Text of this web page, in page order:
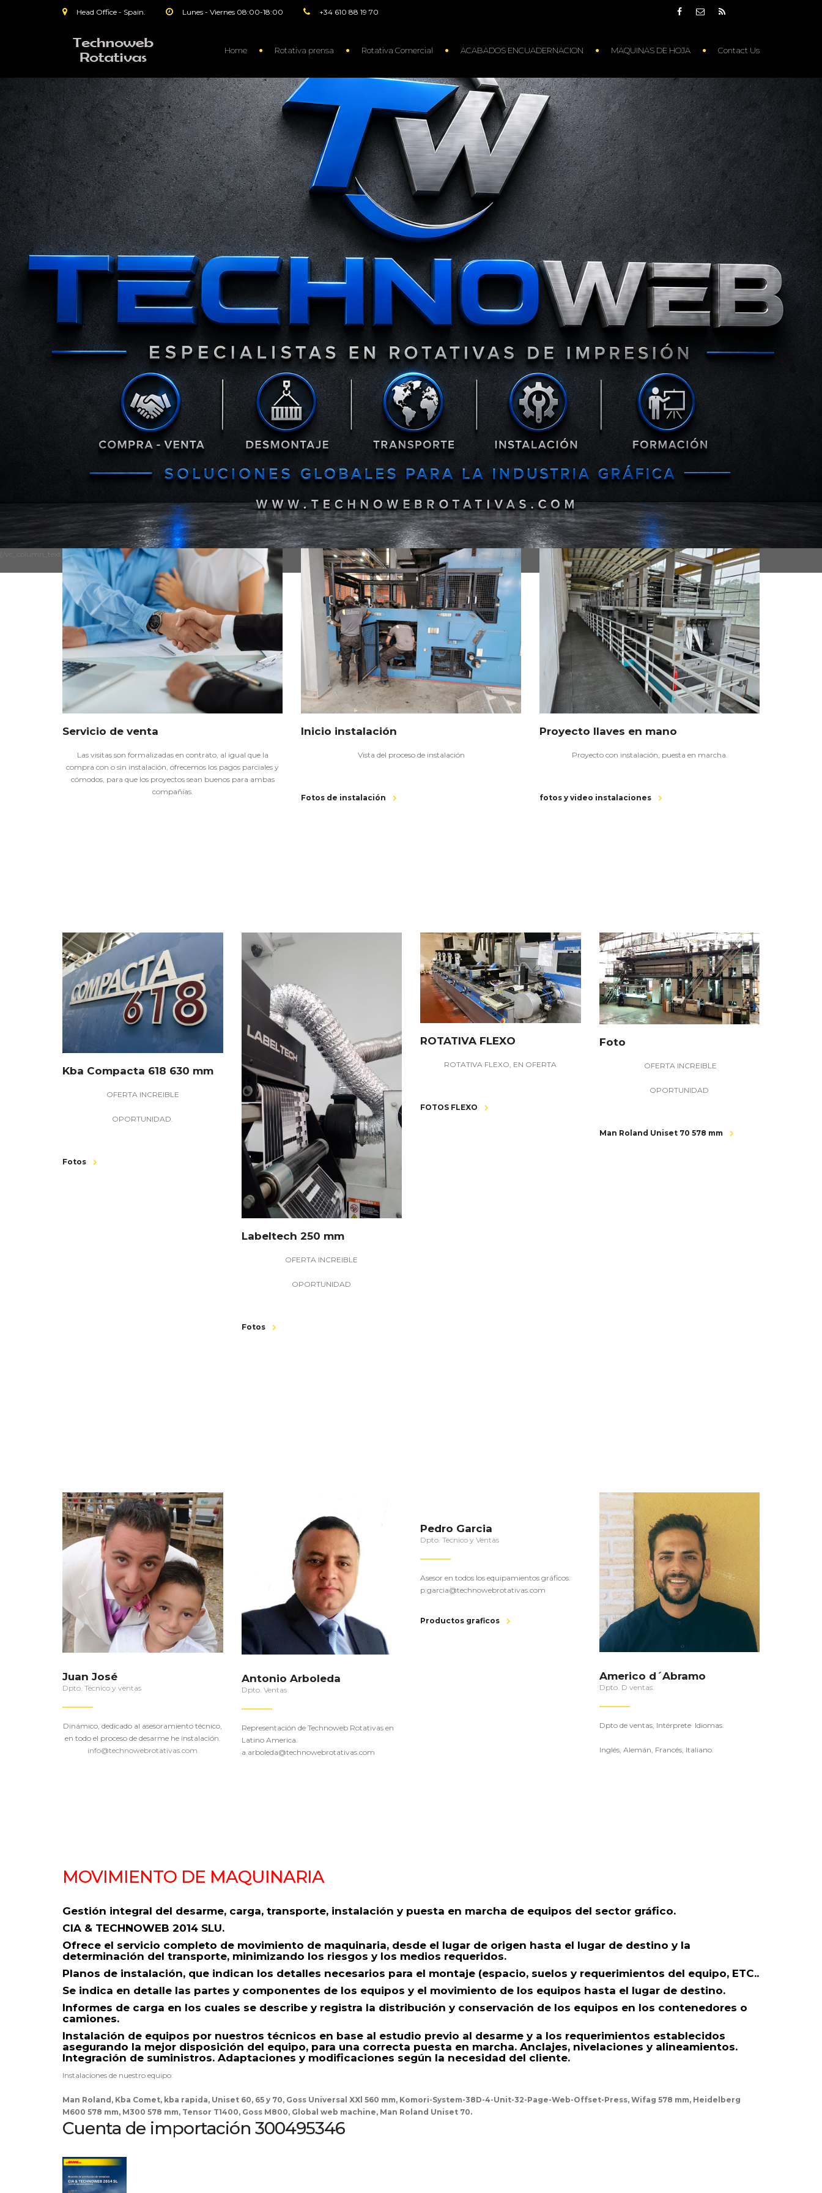
Head Office - Spain. Lunes - Viernes 08:00-18:00 +34 610 88 19 70
Home Rotativa prensa Rotativa Comercial ACABADOS ENCUADERNACION MAQUINAS DE HOJA Contact Us
[/vc_column_text][/vc_column][/vc_row]
Servicio de venta
Las visitas son formalizadas en contrato, al igual que la
compra con o sin instalación, ofrecemos los pagos parciales y
cómodos, para que los proyectos sean buenos para ambas
compañías.
Inicio instalación
Vista del proceso de instalación
Fotos de instalación
Proyecto llaves en mano
Proyecto con instalación, puesta en marcha.
fotos y video instalaciones
Kba Compacta 618 630 mm
OFERTA INCREIBLE
OPORTUNIDAD.
Fotos
Labeltech 250 mm
OFERTA INCREIBLE
OPORTUNIDAD
Fotos
ROTATIVA FLEXO
ROTATIVA FLEXO, EN OFERTA
FOTOS FLEXO
Foto
OFERTA INCREIBLE
OPORTUNIDAD
Man Roland Uniset 70 578 mm
Juan José
Dpto. Técnico y ventas
Dinámico, dedicado al asesoramiento técnico,
en todo el proceso de desarme he instalación.
info@technowebrotativas.com
Antonio Arboleda
Dpto. Ventas
Representación de Technoweb Rotativas en
Latino America.
a.arboleda@technowebrotativas.com
Pedro Garcia
Dpto. Tecnico y Ventas
Asesor en todos los equipamientos gráficos.
p.garcia@technowebrotativas.com
Productos graficos
Americo d´Abramo
Dpto. D ventas.
Dpto de ventas, Intérprete Idiomas.
Inglés, Alemán, Francés, Italiano.
MOVIMIENTO DE MAQUINARIA
Gestión integral del desarme, carga, transporte, instalación y puesta en marcha de equipos del sector gráfico.
CIA & TECHNOWEB 2014 SLU.
Ofrece el servicio completo de movimiento de maquinaria, desde el lugar de origen hasta el lugar de destino y la
determinación del transporte, minimizando los riesgos y los medios requeridos.
Planos de instalación, que indican los detalles necesarios para el montaje (espacio, suelos y requerimientos del equipo, ETC..
Se indica en detalle las partes y componentes de los equipos y el movimiento de los equipos hasta el lugar de destino.
Informes de carga en los cuales se describe y registra la distribución y conservación de los equipos en los contenedores o
camiones.
Instalación de equipos por nuestros técnicos en base al estudio previo al desarme y a los requerimientos establecidos
asegurando la mejor disposición del equipo, para una correcta puesta en marcha. Anclajes, nivelaciones y alineamientos.
Integración de suministros. Adaptaciones y modificaciones según la necesidad del cliente.
Instalaciones de nuestro equipo:
Man Roland, Kba Comet, kba rapida, Uniset 60, 65 y 70, Goss Universal XXl 560 mm, Komori-System-38D-4-Unit-32-Page-Web-Offset-Press, Wifag 578 mm, Heidelberg
M600 578 mm, M300 578 mm, Tensor T1400, Goss M800, Global web machine, Man Roland Uniset 70.
Cuenta de importación 300495346